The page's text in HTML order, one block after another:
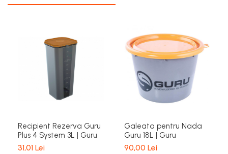
Recipient Rezerva Guru
Plus 4 System 3L | Guru
31,01 Lei
Galeata pentru Nada
Guru 18L | Guru
90,00 Lei